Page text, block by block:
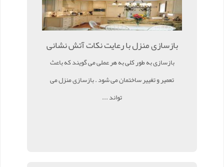
بازسازی منزل با رعایت نکات آتش نشانی
بازسازی به طور کلی به هر عملی می گویند که باعث
تعمیر و تغییر ساختمان می شود . بازسازی منزل می
تواند ...